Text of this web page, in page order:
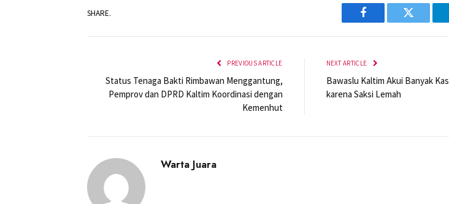
SHARE.
Facebook Twitter
PREVIOUS ARTICLE
Status Tenaga Bakti Rimbawan Menggantung,
Pemprov dan DPRD Kaltim Koordinasi dengan
Kemenhut
NEXT ARTICLE
Bawaslu Kaltim Akui Banyak
karena Saksi Lemah
Warta Juara